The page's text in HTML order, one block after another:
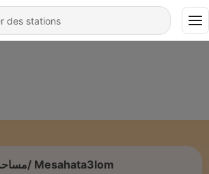
مساحة تَعلُم/ Mesahata3lom